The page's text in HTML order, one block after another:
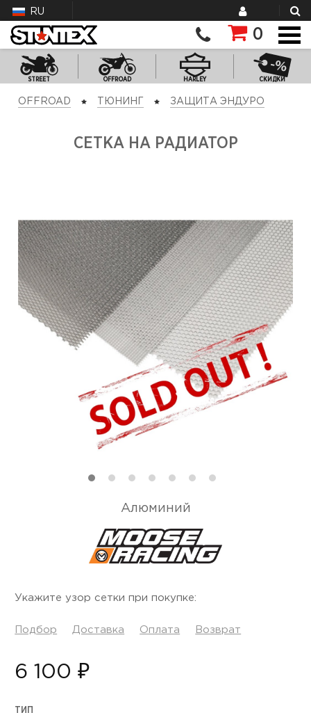
RU
0
STREET OFFROAD HARLEY СКИДКИ
OFFROAD ТЮНИНГ ЗАЩИТА ЭНДУРО
СЕТКА НА РАДИАТОР
Алюминий
Укажите узор сетки при покупке:
Подбор Доставка Оплата Возврат
6 100 ₽
ТИП